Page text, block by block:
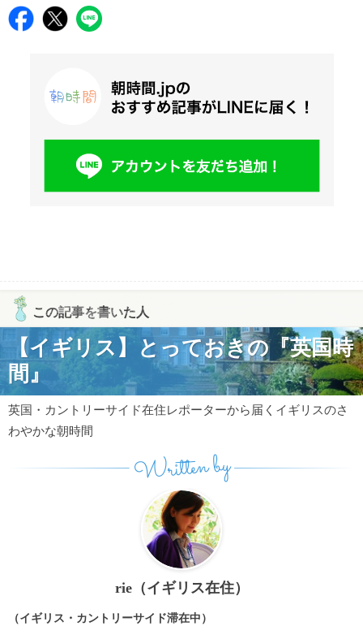
この記事を書いた人
【イギリス】とっておきの『英国時
間』
英国・カントリーサイド在住レポーターから届くイギリスのさ
わやかな朝時間
Written by
rie（イギリス在住）
（イギリス・カントリーサイド滞在中）